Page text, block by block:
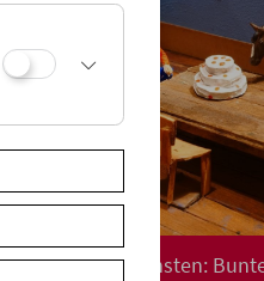
Kino für die Kleinsten: